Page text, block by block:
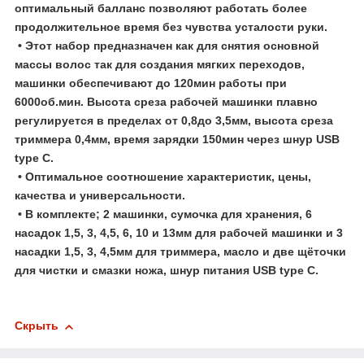
оптимальный балланс позволяют работать более
продолжительное время без чувства усталости руки.
• Этот набор предназначен как для снятия основной
массы волос так для создания мягких переходов,
машинки обеспечивают до 120мин работы при
6000об.мин. Высота среза рабочей машинки плавно
регулируется в пределах от 0,8до 3,5мм, высота среза
триммера 0,4мм, время зарядки 150мин через шнур USB
type C.
• Оптимальное соотношение характеристик, цены,
качества и универсальности.
• В комплекте; 2 машинки, сумочка для хранения, 6
насадок 1,5, 3, 4,5, 6, 10 и 13мм для рабочей машинки и 3
насадки 1,5, 3, 4,5мм для триммера, масло и две щёточки
для чистки и смазки ножа, шнур питания USB type C.
Скрыть